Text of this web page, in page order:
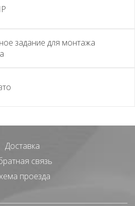
задание для монтажа
Доставка
связь
проезда